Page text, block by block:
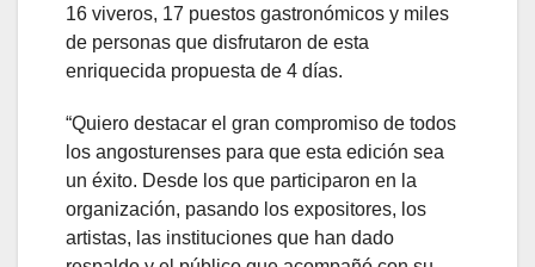
16 viveros, 17 puestos gastronómicos y miles
de personas que disfrutaron de esta
enriquecida propuesta de 4 días.
“Quiero destacar el gran compromiso de todos
los angosturenses para que esta edición sea
un éxito. Desde los que participaron en la
organización, pasando los expositores, los
artistas, las instituciones que han dado